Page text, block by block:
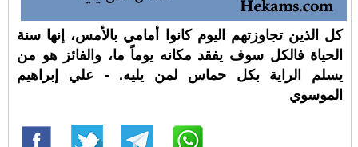
كل الذين تجاوزتهم اليوم كانوا أمامي بالأمس، إنها سنة
الحياة فالكل سوف يفقد مكانه يوماً ما، والفائز هو من
يسلم الراية بكل حماس لمن يليه. - علي إبراهيم
الموسوي